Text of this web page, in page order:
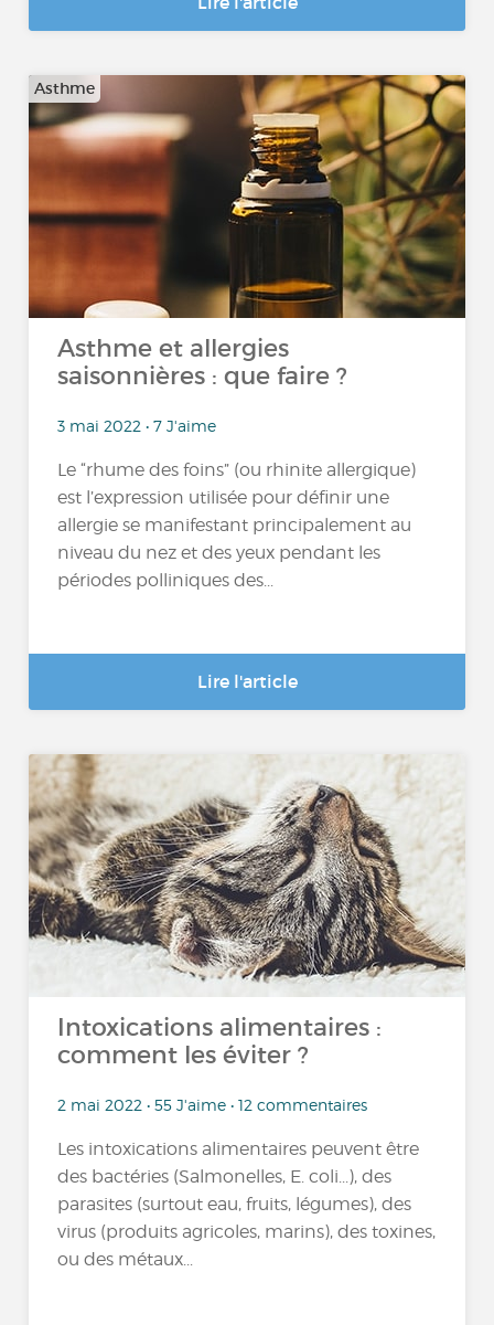
Asthme
Asthme et allergies
saisonnières : que faire ?
3 mai 2022 • 7 J'aime
Le “rhume des foins” (ou rhinite allergique)
est l’expression utilisée pour définir une
allergie se manifestant principalement au
niveau du nez et des yeux pendant les
périodes polliniques des...
Lire l'article
Intoxications alimentaires :
comment les éviter ?
2 mai 2022 • 55 J'aime • 12 commentaires
Les intoxications alimentaires peuvent être
des bactéries (Salmonelles, E. coli...), des
parasites (surtout eau, fruits, légumes), des
virus (produits agricoles, marins), des toxines,
ou des métaux...